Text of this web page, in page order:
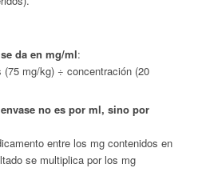
da en mg/ml:
mg/kg) ÷ concentración (20
no es por ml, sino por
entre los mg contenidos en
se multiplica por los mg